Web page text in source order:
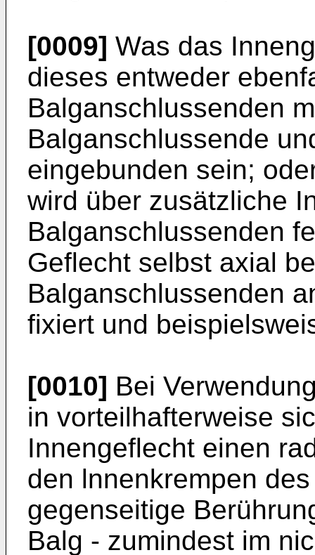
[0009] Was das
dieses entweder
Balganschlussenden
Balganschlussende
eingebunden sein;
wird über zusätzliche
Balganschlussenden
Geflecht selbst axial
Balganschlussenden
fixiert und
[0010] Bei
in vorteilhafterweise
Innengeflecht einen
den lnnenkrempen
gegenseitige
Balg - zumindest im